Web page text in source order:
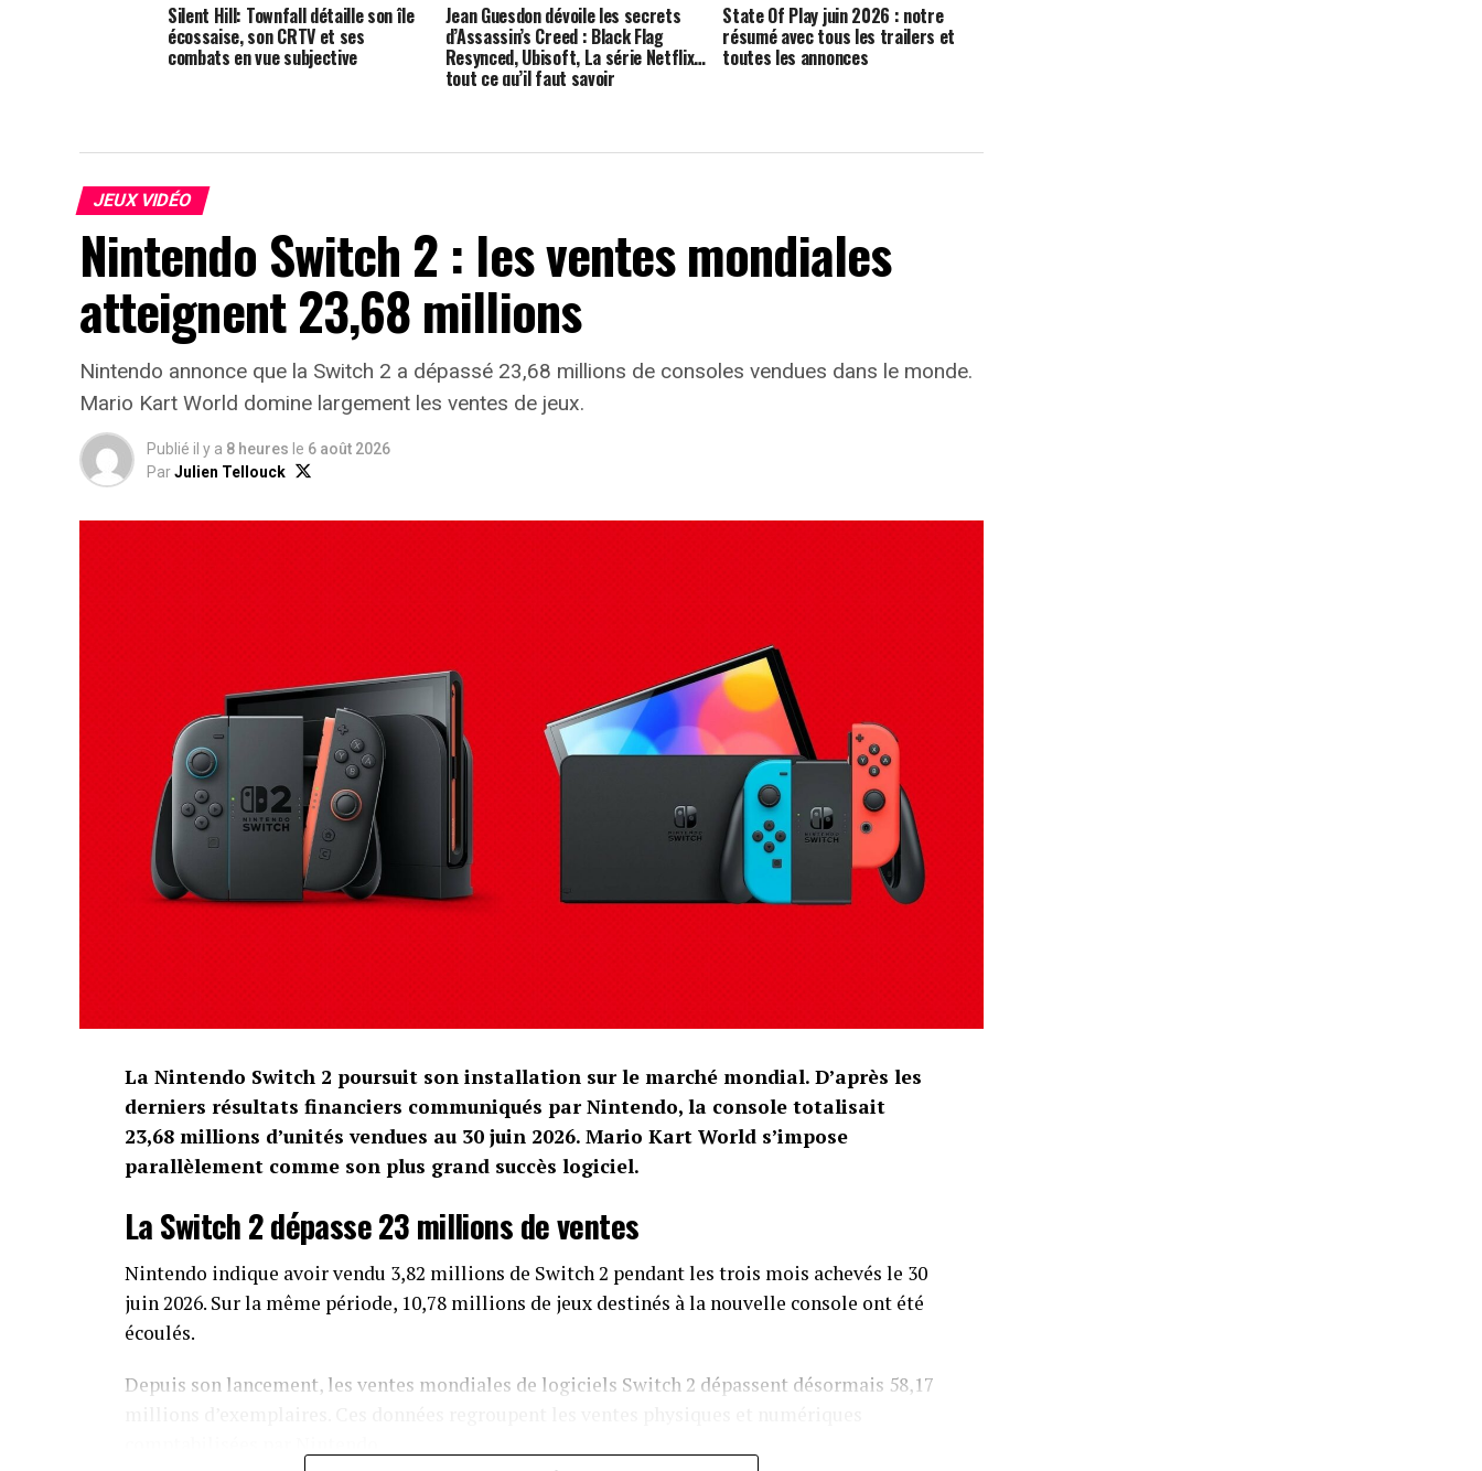
Silent Hill: Townfall détaille son île
écossaise, son CRTV et ses
combats en vue subjective
Jean Guesdon dévoile les secrets
d’Assassin’s Creed : Black Flag
Resynced, Ubisoft, La série Netflix…
tout ce qu’il faut savoir
State Of Play juin 2026 : notre
résumé avec tous les trailers et
toutes les annonces
JEUX VIDÉO
Nintendo Switch 2 : les ventes mondiales
atteignent 23,68 millions
Nintendo annonce que la Switch 2 a dépassé 23,68 millions de consoles vendues dans le monde.
Mario Kart World domine largement les ventes de jeux.
Publié il y a 8 heures le 6 août 2026
ParJulien Tellouck
La Nintendo Switch 2 poursuit son installation sur le marché mondial. D’après les
derniers résultats financiers communiqués par Nintendo, la console totalisait
23,68 millions d’unités vendues au 30 juin 2026. Mario Kart World s’impose
parallèlement comme son plus grand succès logiciel.
La Switch 2 dépasse 23 millions de ventes
Nintendo indique avoir vendu 3,82 millions de Switch 2 pendant les trois mois achevés le 30
juin 2026. Sur la même période, 10,78 millions de jeux destinés à la nouvelle console ont été
écoulés.
Depuis son lancement, les ventes mondiales de logiciels Switch 2 dépassent désormais 58,17